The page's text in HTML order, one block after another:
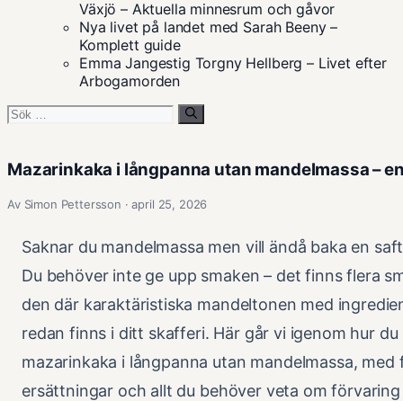
Växjö – Aktuella minnesrum och gåvor
Nya livet på landet med Sarah Beeny –
Komplett guide
Emma Jangestig Torgny Hellberg – Livet efter
Arbogamorden
Sök
Mazarinkaka i långpanna utan mandelmassa –
Av Simon Pettersson · april 25, 2026
Saknar du mandelmassa men vill ändå baka en
Du behöver inte ge upp smaken – det finns flera
den där karaktäristiska mandeltonen med
redan finns i ditt skafferi. Här går vi igenom hur du
mazarinkaka i långpanna utan mandelmassa,
ersättningar och allt du behöver veta om